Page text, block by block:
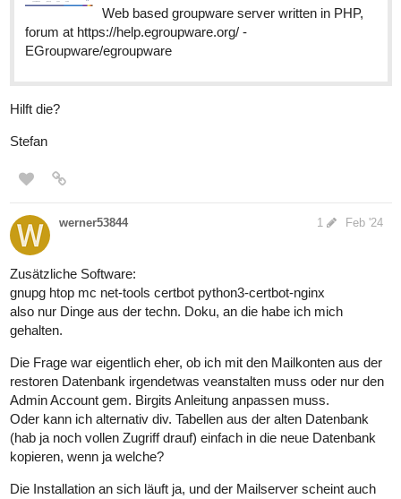
Web based groupware server written in PHP,
forum at https://help.egroupware.org/ -
EGroupware/egroupware
Hilft die?
Stefan
werner53844 Feb '24
1
Zusätzliche Software:
gnupg htop mc net-tools certbot python3-certbot-nginx
also nur Dinge aus der techn. Doku, an die habe ich mich
gehalten.
Die Frage war eigentlich eher, ob ich mit den Mailkonten aus der
restoren Datenbank irgendetwas veanstalten muss oder nur den
Admin Account gem. Birgits Anleitung anpassen muss.
Oder kann ich alternativ div. Tabellen aus der alten Datenbank
(hab ja noch vollen Zugriff drauf) einfach in die neue Datenbank
kopieren, wenn ja welche?
Die Installation an sich läuft ja, und der Mailserver scheint auch